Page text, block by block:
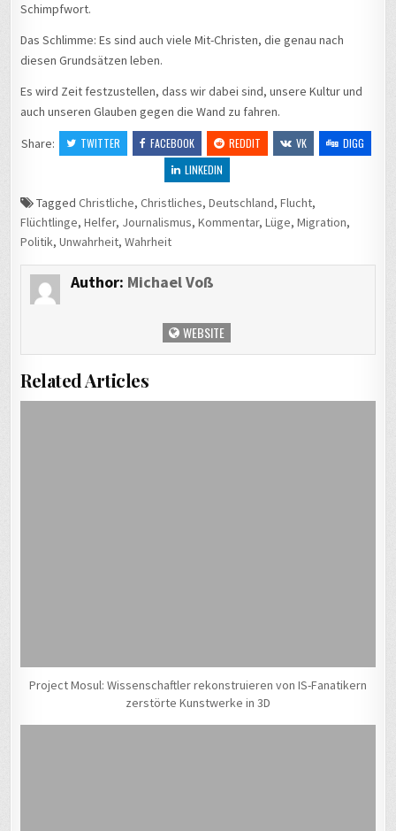
Schimpfwort.
Das Schlimme: Es sind auch viele Mit-Christen, die genau nach
diesen Grundsätzen leben.
Es wird Zeit festzustellen, dass wir dabei sind, unsere Kultur und
auch unseren Glauben gegen die Wand zu fahren.
Share:
TWITTER FACEBOOK REDDIT VK
DIGG
LINKEDIN
TaggedChristliche,Christliches,Deutschland,Flucht,
Flüchtlinge,Helfer, Journalismus,Kommentar,Lüge,Migration,
Politik,Unwahrheit,Wahrheit
Author: Michael Voß
WEBSITE
Related Articles
Project Mosul: Wissenschaftler rekonstruieren von IS-Fanatikern
zerstörte Kunstwerke in 3D